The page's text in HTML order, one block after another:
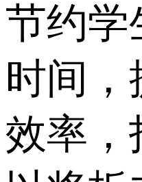
节约学
时间，
效率，